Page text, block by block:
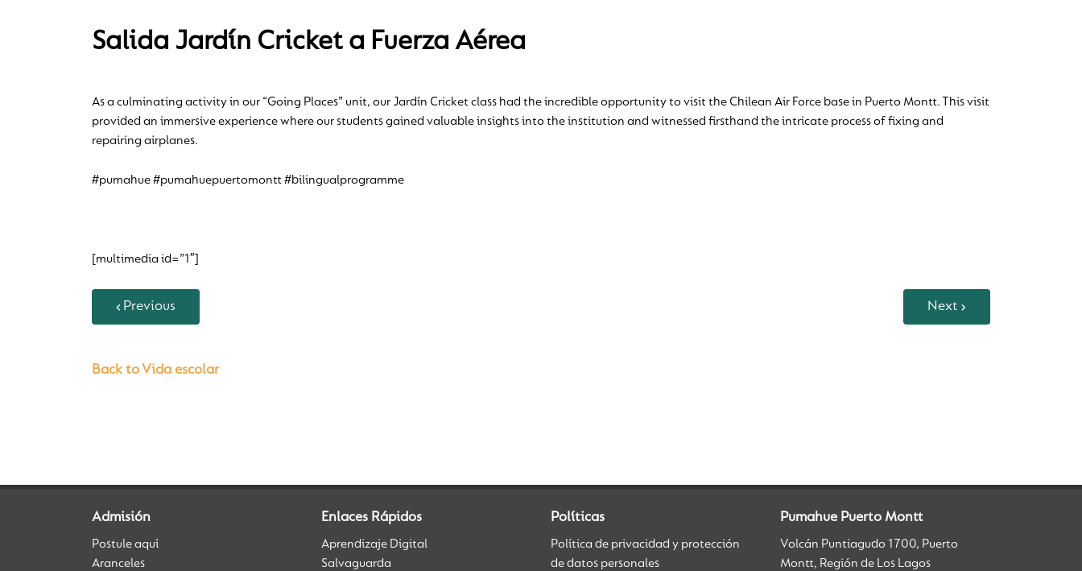
Salida Jardín Cricket a Fuerza Aérea
As a culminating activity in our “Going Places” unit, our Jardín Cricket class had the incredible opportunity to visit the Chilean Air Force base in Puerto Montt. This visit
provided an immersive experience where our students gained valuable insights into the institution and witnessed firsthand the intricate process of fixing and
repairing airplanes.
#pumahue #pumahuepuertomontt #bilingualprogramme
[multimedia id=”1″]
Previous Next
Back to Vida escolar
Admisión
Postule aquí
Aranceles
Enlaces Rápidos
Aprendizaje Digital
Salvaguarda
Políticas
Política de privacidad y protección
de datos personales
Pumahue Puerto Montt
Volcán Puntiagudo 1700, Puerto
Montt, Región de Los Lagos